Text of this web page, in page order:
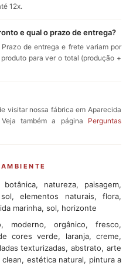
12x.
e qual o prazo de entrega?
de entrega e frete variam por
para ver o total (produção +
visitar nossa fábrica em Aparecida
também a página Perguntas
natureza, paisagem,
elementos naturais, flora,
marinha, sol, horizonte
moderno, orgânico, fresco,
cores verde, laranja, creme,
texturizadas, abstrato, arte
estética natural, pintura a